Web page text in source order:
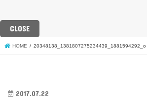
CLOSE
HOME 20348138_1381807275234439_1881594292_o
2017.07.22